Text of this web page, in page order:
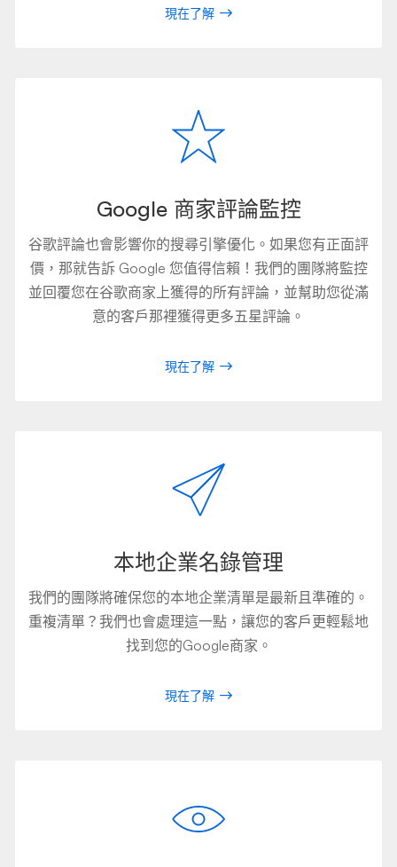
現在了解
Google 商家評論監控
谷歌評論也會影響你的搜尋引擎優化。如果您有正面評
價，那就告訴 Google 您值得信賴！我們的團隊將監控
並回覆您在谷歌商家上獲得的所有評論，並幫助您從滿
意的客戶那裡獲得更多五星評論。
現在了解
本地企業名錄管理
我們的團隊將確保您的本地企業清單是最新且準確的。
重複清單？我們也會處理這一點，讓您的客戶更輕鬆地
找到您的Google商家。
現在了解